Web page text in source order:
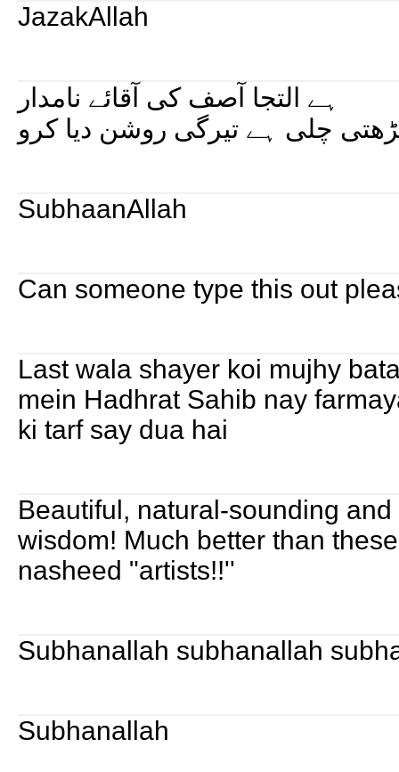
JazakAllah
ہے التجا آصف کی آقائے نامدار
چلی ہے تیرگی روشن دیا کرو
SubhaanAllah
Can someone type this out
Last wala shayer koi mujhy
mein Hadhrat Sahib nay
ki tarf say dua hai
Beautiful, natural-sounding
wisdom! Much better than
nasheed "artists!!''
Subhanallah subhanallah
Subhanallah